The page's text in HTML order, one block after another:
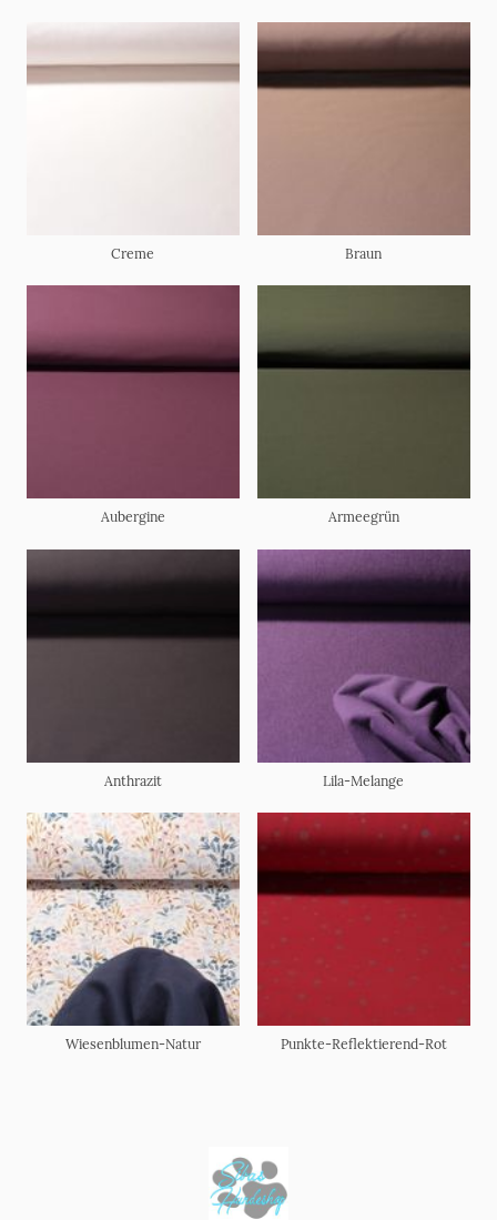
Creme Braun
Aubergine Armeegrün
Anthrazit Lila-Melange
Wiesenblumen-Natur Punkte-Reflektierend-Rot